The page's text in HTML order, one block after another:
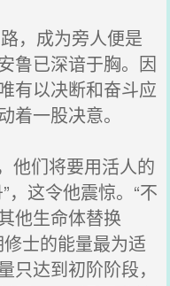
，成为旁人便是
鲁已深谙于胸。因
有以决断和奋斗应
着一股决意。
他们将要用活人的
，这令他震惊。“不
他生命体替换
修士的能量最为适
只达到初阶阶段，